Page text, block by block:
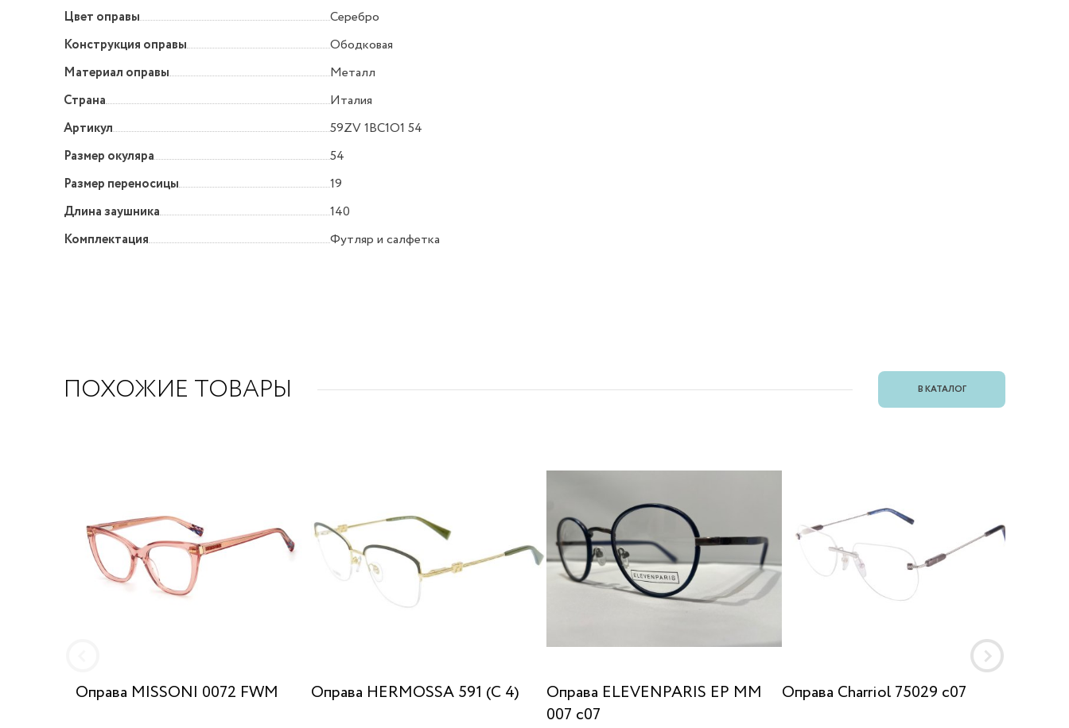
Цвет оправы
Серебро
Конструкция оправы
Ободковая
Материал оправы
Металл
Страна
Италия
Артикул
59ZV 1BC1O1 54
Размер окуляра
54
Размер переносицы
19
Длина заушника
140
Комплектация
Футляр и салфетка
ПОХОЖИЕ ТОВАРЫ В КАТАЛОГ
Оправа MISSONI 0072 FWM Оправа HERMOSSA 591 (C 4)
Оправа ELEVENPARIS EP MM
007 c07
Оправа Charriol 75029 c07